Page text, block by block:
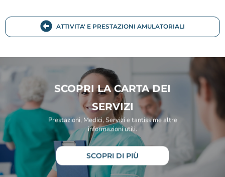
ATTIVITA' E PRESTAZIONI AMULATORIALI
SCOPRI LA CARTA DEI
SERVIZI
Prestazioni, Medici, Servizi e tantissime altre
informazioni utili.
SCOPRI DI PIÙ